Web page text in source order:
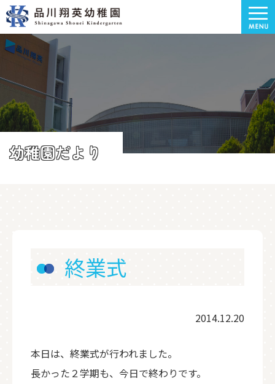
幼稚園だより
終業式
2014.12.20
本日は、終業式が行われました。
長かった２学期も、今日で終わりです。